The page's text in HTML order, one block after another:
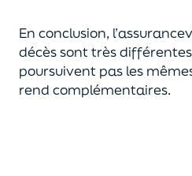
En conclusion,
décès sont très
poursuivent pas les
rend complémentaires.